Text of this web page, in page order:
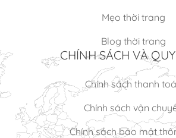
Mẹo thời trang
Blog thời trang
CHÍNH SÁCH VÀ
Chính sách thanh
Chính sách vận
Chính sách bảo mật